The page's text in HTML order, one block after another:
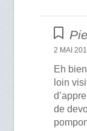
2 MAI
Eh
loin
de